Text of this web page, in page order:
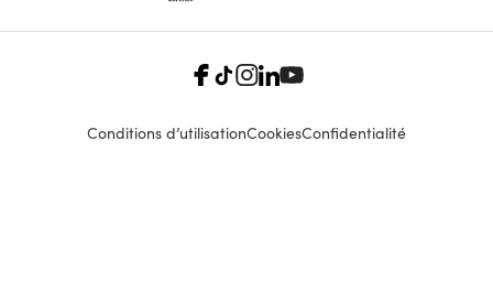
Conditions d’utilisationCookiesConfidentialité